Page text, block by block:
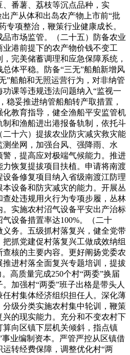
番薯、荔枝等沉点品种，实
产从体和出岛农产物上市前“批
专项整治，鞭策行业健康成长。
市场监管。（二十五）防备农业
港前提下的农产物价钱不变工
完美储蓄调理和应急保障系统，
体平稳。防备“三无”船舶新增风
”船舶和无照运营行为，对非纳管
课等违规违法问题纳入“监视一
稳妥推进纳管船舶转产取措置，
教育指导，健全渔船平安监管机
和渔船进出港报备轨制，依托斗
十六）提拔农业防灾减灾救灾能
坐网，加强台风、强降雨、水
，提高应对极端气候能力。推进
恢复提拔项目扶植。申请将南渡
备修复项目纳入省级南渡江防理
设备和防灾减灾的能力。开展丛
处违规用火行为专项步履，丛林
实施农村沼气设备平安出产治标
设备措置率达100%。（二十
务。五级抓村落复兴，健全党带
抓党建促村落复兴工做成效纳组
核的主要内容。更好阐扬党委农
进村落全面复兴专题培训，提拔
高质量完成250个村“两委”换届
加强村“两委”班子出格是带头人
村集体经济组织担任人。深化薄
级分类实施农村集中轮训，鞭策
的现实能力。充分和不变农村下
向区镇下层机关倾斜，指点镇
事业编制资本。严管严控从区镇借
转经费保障，调整优化村“两